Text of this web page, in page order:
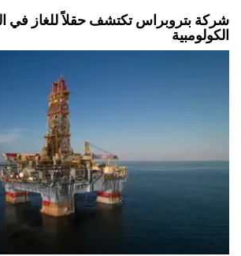
شركة بتروبراس تكتشف حقلاً للغاز في
الكولومبية